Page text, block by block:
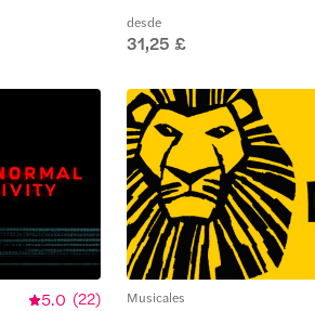
desde
31,25 £
5.0 (22) Musicales